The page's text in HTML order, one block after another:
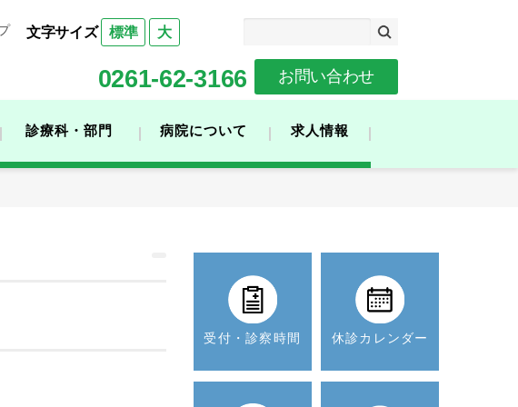
標準 大
0261-62-3166 お問い合わせ
診療科・部門 病院について 求人情報
受付・診察時間 休診カレンダー